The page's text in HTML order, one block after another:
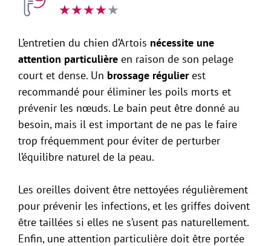
★★★★★
L’entretien du chien d’Artois nécessite une
attention particulière en raison de son pelage
court et dense. Un brossage régulierest
recommandé pour éliminer les poils morts et
prévenir les nœuds. Le bain peut être donné au
besoin, mais il est important de ne pas le faire
trop fréquemment pour éviter de perturber
l’équilibre naturel de la peau.
Les oreilles doivent être nettoyées régulièrement
pour prévenir les infections, et les griffes doivent
être taillées si elles ne s’usent pas naturellement.
Enfin, une attention particulière doit être portée